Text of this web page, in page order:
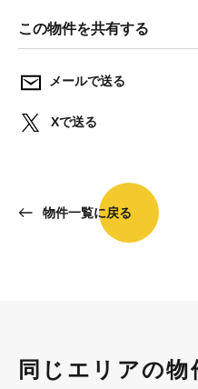
この物件を共有する
メールで送る
Xで送る
物件一覧に戻る
同じエリアの物